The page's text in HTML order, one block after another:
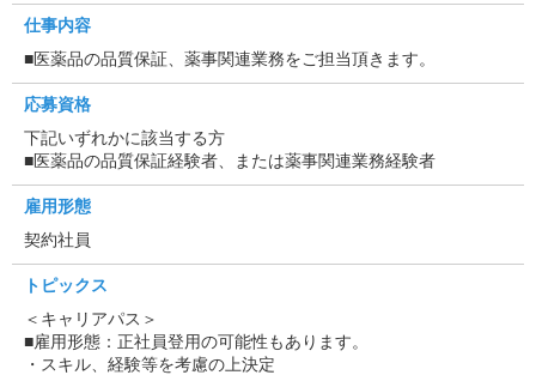
仕事内容
■医薬品の品質保証、薬事関連業務をご担当頂きます。
応募資格
下記いずれかに該当する方
■医薬品の品質保証経験者、または薬事関連業務経験者
雇用形態
契約社員
トピックス
＜キャリアパス＞
■雇用形態：正社員登用の可能性もあります。
・スキル、経験等を考慮の上決定